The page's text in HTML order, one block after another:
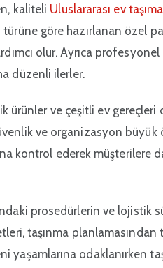
kaliteli Uluslararası ev taşıma
göre hazırlanan özel
olur. Ayrıca
düzenli ilerler.
ürünler ve çeşitli ev gereçleri
ve organizasyon büyük
kontrol ederek müşterilere
prosedürlerin ve lojistik
taşınma planlamasından
odaklanırken